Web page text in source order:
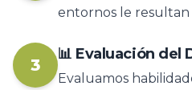
entornos le resultan
3
📊 Evaluación del
Evaluamos